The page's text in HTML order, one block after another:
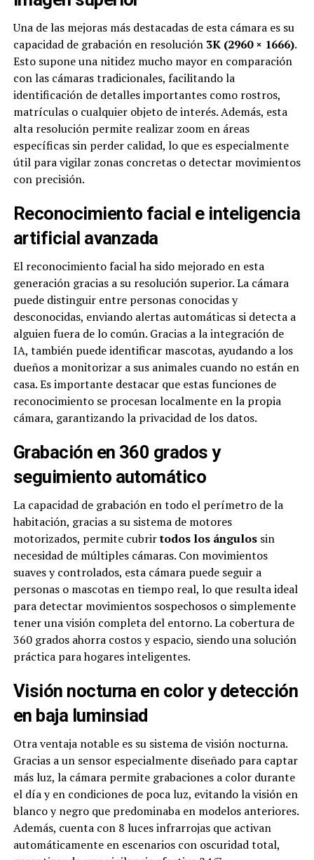
Una de las mejoras más destacadas de esta cámara es su
capacidad de grabación en resolución 3K (2960 × 1666).
Esto supone una nitidez mucho mayor en comparación
con las cámaras tradicionales, facilitando la
identificación de detalles importantes como rostros,
matrículas o cualquier objeto de interés. Además, esta
alta resolución permite realizar zoom en áreas
específicas sin perder calidad, lo que es especialmente
útil para vigilar zonas concretas o detectar movimientos
con precisión.
Reconocimiento facial e inteligencia
artificial avanzada
El reconocimiento facial ha sido mejorado en esta
generación gracias a su resolución superior. La cámara
puede distinguir entre personas conocidas y
desconocidas, enviando alertas automáticas si detecta a
alguien fuera de lo común. Gracias a la integración de
IA, también puede identificar mascotas, ayudando a los
dueños a monitorizar a sus animales cuando no están en
casa. Es importante destacar que estas funciones de
reconocimiento se procesan localmente en la propia
cámara, garantizando la privacidad de los datos.
Grabación en 360 grados y
seguimiento automático
La capacidad de grabación en todo el perímetro de la
habitación, gracias a su sistema de motores
motorizados, permite cubrirtodos los ángulossin
necesidad de múltiples cámaras. Con movimientos
suaves y controlados, esta cámara puede seguir a
personas o mascotas en tiempo real, lo que resulta ideal
para detectar movimientos sospechosos o simplemente
tener una visión completa del entorno. La cobertura de
360 grados ahorra costos y espacio, siendo una solución
práctica para hogares inteligentes.
Visión nocturna en color y detección
en baja luminsiad
Otra ventaja notable es su sistema de visión nocturna.
Gracias a un sensor especialmente diseñado para captar
más luz, la cámara permite grabaciones a color durante
el día y en condiciones de poca luz, evitando la visión en
blanco y negro que predominaba en modelos anteriores.
Además, cuenta con 8 luces infrarrojas que activan
automáticamente en escenarios con oscuridad total,